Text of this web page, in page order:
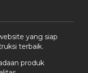
yang siap
terbaik.
produk